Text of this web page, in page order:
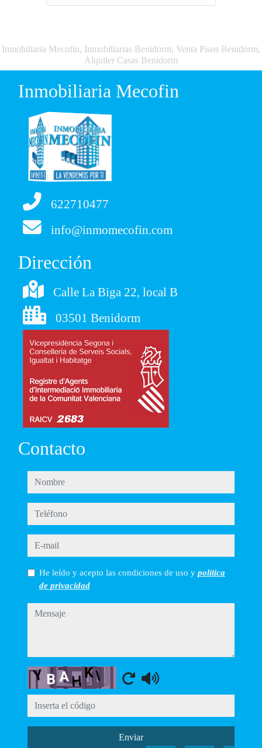
Inmobiliaria Mecofin, Inmobiliarias Benidorm, Venta Pisos Benidorm,
Alquiler Casas Benidorm
Inmobiliaria Mecofin
622710477
info@inmomecofin.com
Dirección
Calle La Biga 22, local B
03501 Benidorm
Contacto
nombre
teléfono
e-mail
He leído y acepto las condiciones de uso y política
de privacidad
mensaje
Captcha
Enviar